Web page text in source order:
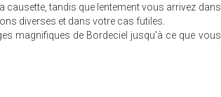
causette, tandis que lentement vous arrivez dans
diverses et dans votre cas futiles.
magnifiques de Bordeciel jusqu'à ce que vous